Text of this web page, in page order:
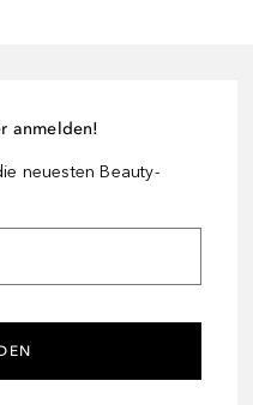
anmelden!
neuesten Beauty-